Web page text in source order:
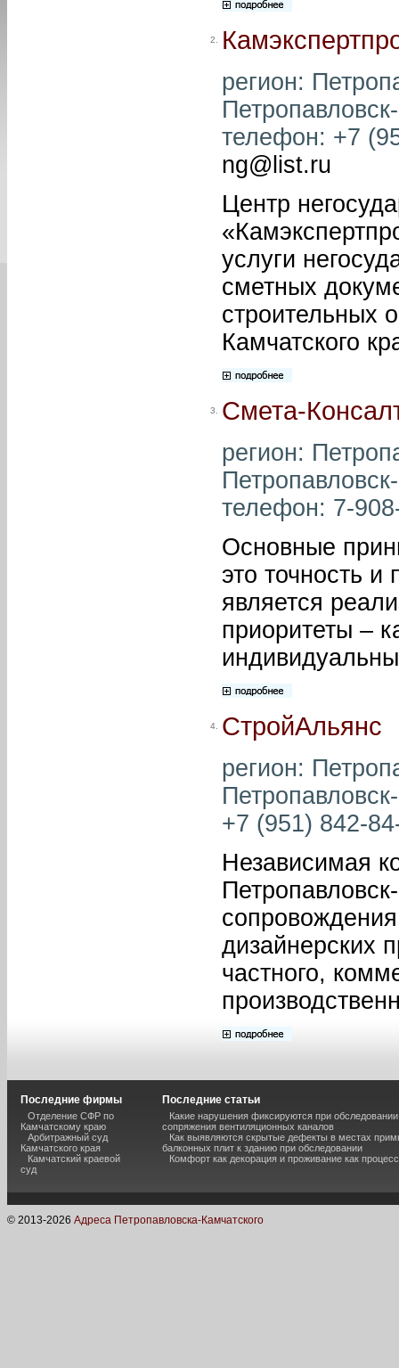
2.
регион:
телефон: +7
ng@list.ru
Центр
услуги
сметных
строительных
Камчатского
3. Смета-
регион:
телефон: 7-
Основные
это точность
является
приоритеты –
4. СтройАльянс
регион:
+7 (951) 842-
Независимая
дизайнерских
частного,
Последние фирмы
Отделение СФР по
Камчатскому краю
Арбитражный суд
Камчатского края
Камчатский краевой
суд
Последние статьи
Какие нарушения фиксируются при обследовании
сопряжения вентиляционных каналов
Как выявляются скрытые дефекты в местах
балконных плит к зданию при обследовании
Комфорт как декорация и проживание как процесс
© 2013-2026 Адреса Петропавловска-Камчатского